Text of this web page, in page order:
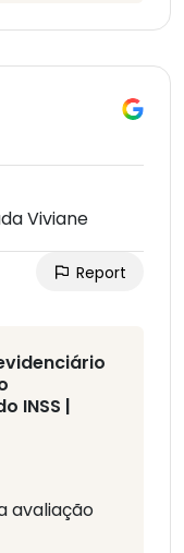
Viviane
Report
INSS |
avaliação